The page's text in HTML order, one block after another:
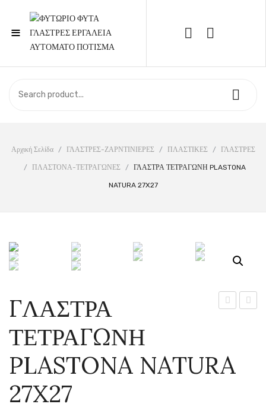
≡
Call Support: 210 6857844
ΣΧΕΤΙΚΆ ΜΕ ΕΜΆΣ
ΕΠΙΚΟΙΝΩΝΊΑ
Αρχική Σελίδα / ΓΛΑΣΤΡΕΣ-ΖΑΡΝΤΙΝΙΕΡΕΣ / ΠΛΑΣΤΙΚΕΣ / ΓΛΑΣΤΡΕΣ
/ ΠΛΑΣΤΟΝΑ-ΤΕΤΡΑΓΩΝΕΣ / ΓΛΑΣΤΡΑ ΤΕΤΡΑΓΩΝΗ PLASTONA
NATURA 27X27
ΓΛΑΣΤΡΑ
ΤΕΤΡΑΓΩΝΗ
PLASTONA NATURA
27X27